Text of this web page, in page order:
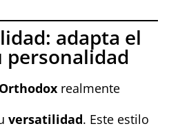
adapta el
personalidad
Orthodoxrealmente
versatilidad. Este estilo